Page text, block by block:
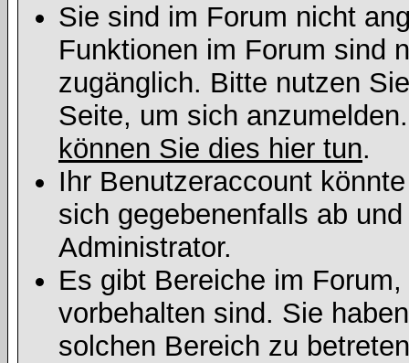
Sie sind im Forum nicht
Funktionen im Forum sind
zugänglich. Bitte nutzen
Seite, um sich
können Sie dies hier tun.
Ihr Benutzeraccount
sich gegebenenfalls ab
Administrator.
Es gibt Bereiche im
vorbehalten sind. Sie
solchen Bereich zu